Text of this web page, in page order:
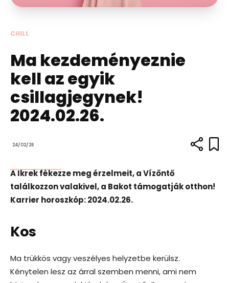
CHILL
Ma kezdeményeznie
kell az egyik
csillagjegynek!
2024.02.26.
24/02/26
A Ikrek fékezze meg érzelmeit, a Vízöntő
találkozzon valakivel, a Bakot támogatják otthon!
Karrier horoszkóp: 2024.02.26.
Kos
Ma trükkös vagy veszélyes helyzetbe kerülsz.
Kénytelen lesz az árral szemben menni, ami nem